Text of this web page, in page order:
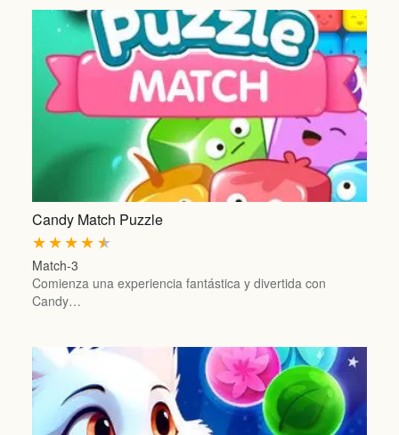
Candy Match Puzzle
★
★
★
★
★
Match-3
Comienza una experiencia fantástica y divertida con
Candy…